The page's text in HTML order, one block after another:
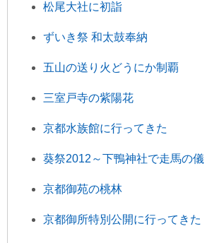
松尾大社に初詣
ずいき祭 和太鼓奉納
五山の送り火どうにか制覇
三室戸寺の紫陽花
京都水族館に行ってきた
葵祭2012～下鴨神社で走馬の儀
京都御苑の桃林
京都御所特別公開に行ってきた